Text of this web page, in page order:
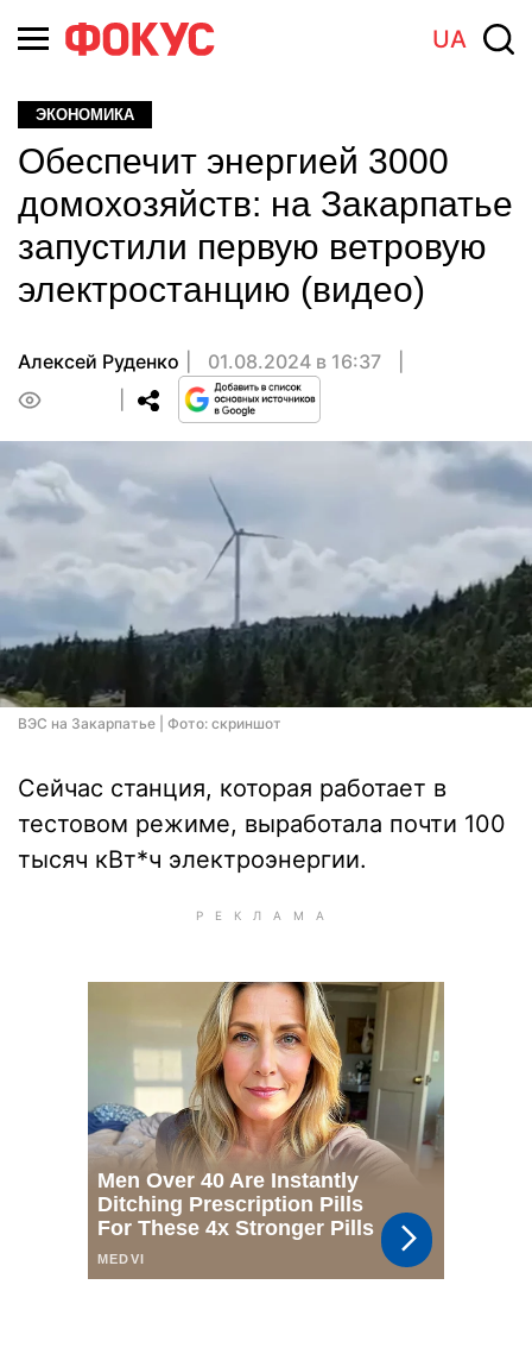
UA
ЭКОНОМИКА
Обеспечит энергией 3000
домохозяйств: на Закарпатье
запустили первую ветровую
электростанцию (видео)
Алексей Руденко
01.08.2024 в 16:37
ВЭС на Закарпатье | Фото: скриншот
Сейчас станция, которая работает в
тестовом режиме, выработала почти 100
тысяч кВт*ч электроэнергии.